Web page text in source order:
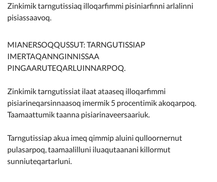
Zinkimik tarngutissiaq illoqarfimmi pisiniarfinni arlalinni
pisiassaavoq.
MIANERSOQQUSSUT: TARNGUTISSIAP
IMERTAQANNGINNISSAA
PINGAARUTEQARLUINNARPOQ.
Zinkimik tarngutissiat ilaat ataaseq illoqarfimmi
pisiarineqarsinnaasoq imermik 5 procentimik akoqarpoq.
Taamaattumik taanna pisiarinaveersaariuk.
Tarngutissiap akua imeq qimmip aluini qulloornernut
pulasarpoq, taamaalilluni iluaqutaanani killormut
sunniuteqartarluni.